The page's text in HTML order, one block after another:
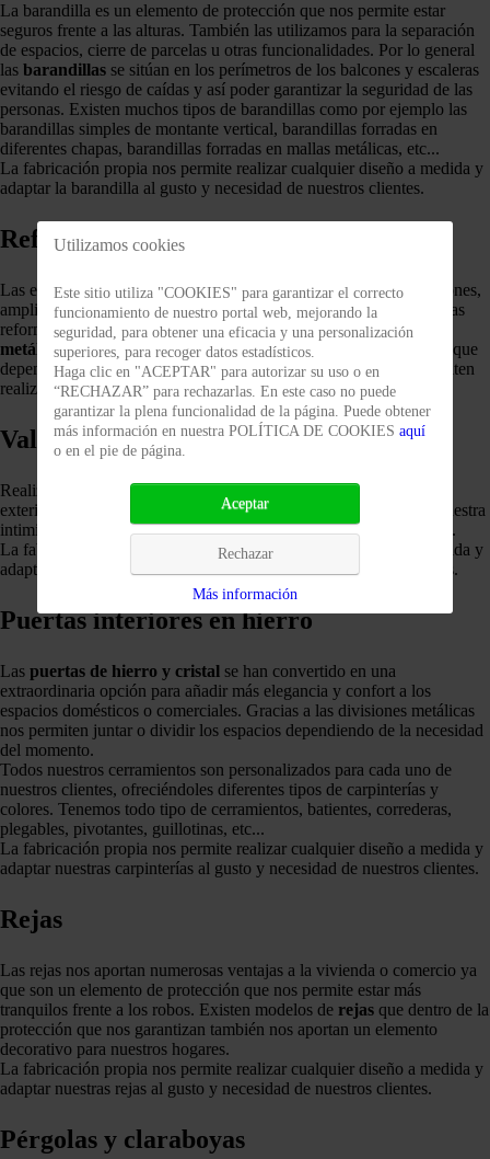
La barandilla es un elemento de protección que nos permite estar
seguros frente a las alturas. También las utilizamos para la separación
de espacios, cierre de parcelas u otras funcionalidades. Por lo general
las barandillas se sitúan en los perímetros de los balcones y escaleras
evitando el riesgo de caídas y así poder garantizar la seguridad de las
personas. Existen muchos tipos de barandillas como por ejemplo las
barandillas simples de montante vertical, barandillas forradas en
diferentes chapas, barandillas forradas en mallas metálicas, etc...
La fabricación propia nos permite realizar cualquier diseño a medida y
adaptar la barandilla al gusto y necesidad de nuestros clientes.
Refuerzos y estructuras metálicas
Las estructuras metálicas nos permiten realizar nuevas construcciones,
ampliaciones y modificaciones de las existentes. Actualmente en las
reformas de las viviendas los arquitectos utilizan losrefuerzos
metálicos(APEO) para poder unificar espacios. Esto es debido a que
dependiendo de la carga que deben soportar los perfiles nos permiten
realizar grandes aperturas perdiendo la mínima altura.
Vallados exteriores
Realizamos la fabricación e instalación de todo tipo de vallado de
exteriores para cerramientos de parcelas o zonas para preservar nuestra
intimidad, nos adaptamos a cualquier proyecto o diseño solicitado.
La fabricación propia nos permite realizar cualquier diseño a medida y
adaptar nuestros vallados al gusto y necesidad de nuestros clientes.
Puertas interiores en hierro
Las puertas de hierro y cristal se han convertido en una
extraordinaria opción para añadir más elegancia y confort a los
espacios domésticos o comerciales. Gracias a las divisiones metálicas
nos permiten juntar o dividir los espacios dependiendo de la necesidad
del momento.
Todos nuestros cerramientos son personalizados para cada uno de
nuestros clientes, ofreciéndoles diferentes tipos de carpinterías y
colores. Tenemos todo tipo de cerramientos, batientes, correderas,
plegables, pivotantes, guillotinas, etc...
La fabricación propia nos permite realizar cualquier diseño a medida y
adaptar nuestras carpinterías al gusto y necesidad de nuestros clientes.
Rejas
Las rejas nos aportan numerosas ventajas a la vivienda o comercio ya
que son un elemento de protección que nos permite estar más
tranquilos frente a los robos. Existen modelos de rejas que dentro de la
protección que nos garantizan también nos aportan un elemento
decorativo para nuestros hogares.
La fabricación propia nos permite realizar cualquier diseño a medida y
adaptar nuestras rejas al gusto y necesidad de nuestros clientes.
Pérgolas y claraboyas
Utilizamos cookies
Este sitio utiliza "COOKIES" para garantizar el correcto
funcionamiento de nuestro portal web, mejorando la
seguridad, para obtener una eficacia y una personalización
superiores, para recoger datos estadísticos.
Haga clic en "ACEPTAR" para autorizar su uso o en
“RECHAZAR” para rechazarlas. En este caso no puede
garantizar la plena funcionalidad de la página. Puede obtener
más información en nuestra POLÍTICA DE COOKIES aquí
o en el pie de página.
Aceptar
Rechazar
Más información